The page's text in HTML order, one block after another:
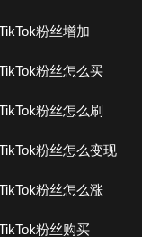
粉丝增加
粉丝怎么买
粉丝怎么刷
粉丝怎么变现
粉丝怎么涨
粉丝购买